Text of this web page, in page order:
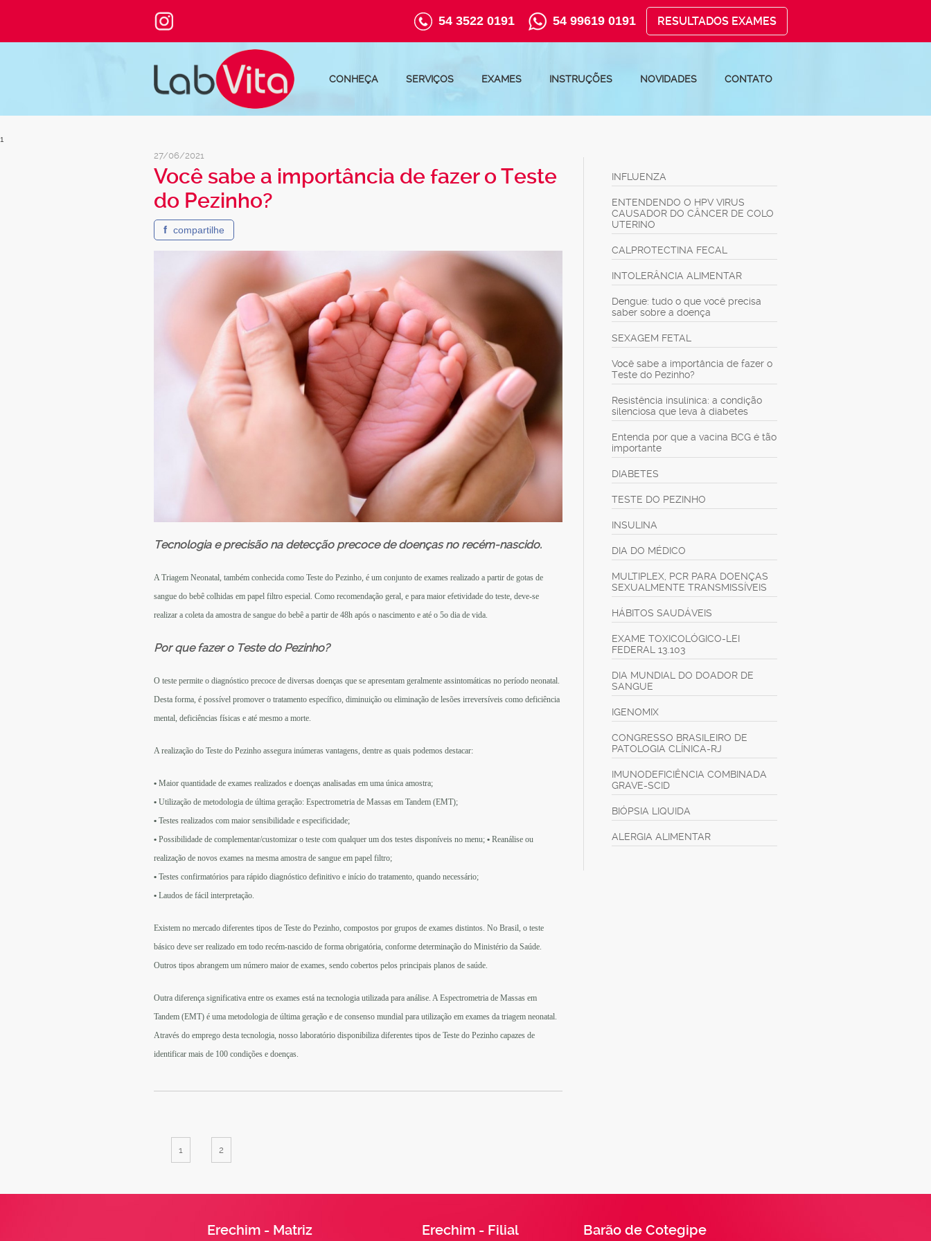
RESULTADOS EXAMES
54 99619 0191
54 3522 0191
CONHEÇA SERVIÇOS EXAMES INSTRUÇÕES NOVIDADES CONTATO
1
27/06/2021
Você sabe a importância de fazer o Teste
do Pezinho?
f compartilhe
Tecnologia e precisão na detecção precoce de doenças no recém-nascido.
A Triagem Neonatal, também conhecida como Teste do Pezinho, é um conjunto de exames realizado a partir de gotas de
sangue do bebê colhidas em papel filtro especial. Como recomendação geral, e para maior efetividade do teste, deve-se
realizar a coleta da amostra de sangue do bebê a partir de 48h após o nascimento e até o 5o dia de vida.
Por que fazer o Teste do Pezinho?
O teste permite o diagnóstico precoce de diversas doenças que se apresentam geralmente assintomáticas no período neonatal.
Desta forma, é possível promover o tratamento específico, diminuição ou eliminação de lesões irreversíveis como deficiência
mental, deficiências físicas e até mesmo a morte.
A realização do Teste do Pezinho assegura inúmeras vantagens, dentre as quais podemos destacar:
• Maior quantidade de exames realizados e doenças analisadas em uma única amostra;
• Utilização de metodologia de última geração: Espectrometria de Massas em Tandem (EMT);
• Testes realizados com maior sensibilidade e especificidade;
• Possibilidade de complementar/customizar o teste com qualquer um dos testes disponíveis no menu; • Reanálise ou
realização de novos exames na mesma amostra de sangue em papel filtro;
• Testes confirmatórios para rápido diagnóstico definitivo e início do tratamento, quando necessário;
• Laudos de fácil interpretação.
Existem no mercado diferentes tipos de Teste do Pezinho, compostos por grupos de exames distintos. No Brasil, o teste
básico deve ser realizado em todo recém-nascido de forma obrigatória, conforme determinação do Ministério da Saúde.
Outros tipos abrangem um número maior de exames, sendo cobertos pelos principais planos de saúde.
Outra diferença significativa entre os exames está na tecnologia utilizada para análise. A Espectrometria de Massas em
Tandem (EMT) é uma metodologia de última geração e de consenso mundial para utilização em exames da triagem neonatal.
Através do emprego desta tecnologia, nosso laboratório disponibiliza diferentes tipos de Teste do Pezinho capazes de
identificar mais de 100 condições e doenças.
1 2
INFLUENZA
ENTENDENDO O HPV VIRUS
CAUSADOR DO CÂNCER DE COLO
UTERINO
CALPROTECTINA FECAL
INTOLERÂNCIA ALIMENTAR
Dengue: tudo o que você precisa
saber sobre a doença
SEXAGEM FETAL
Você sabe a importância de fazer o
Teste do Pezinho?
Resistência insulínica: a condição
silenciosa que leva à diabetes
Entenda por que a vacina BCG é tão
importante
DIABETES
TESTE DO PEZINHO
INSULINA
DIA DO MÉDICO
MULTIPLEX, PCR PARA DOENÇAS
SEXUALMENTE TRANSMISSÍVEIS
HÁBITOS SAUDÁVEIS
EXAME TOXICOLÓGICO-LEI
FEDERAL 13.103
DIA MUNDIAL DO DOADOR DE
SANGUE
IGENOMIX
CONGRESSO BRASILEIRO DE
PATOLOGIA CLÍNICA-RJ
IMUNODEFICIÊNCIA COMBINADA
GRAVE-SCID
BIÓPSIA LIQUIDA
ALERGIA ALIMENTAR
Erechim - Matriz Erechim - Filial Barão de Cotegipe